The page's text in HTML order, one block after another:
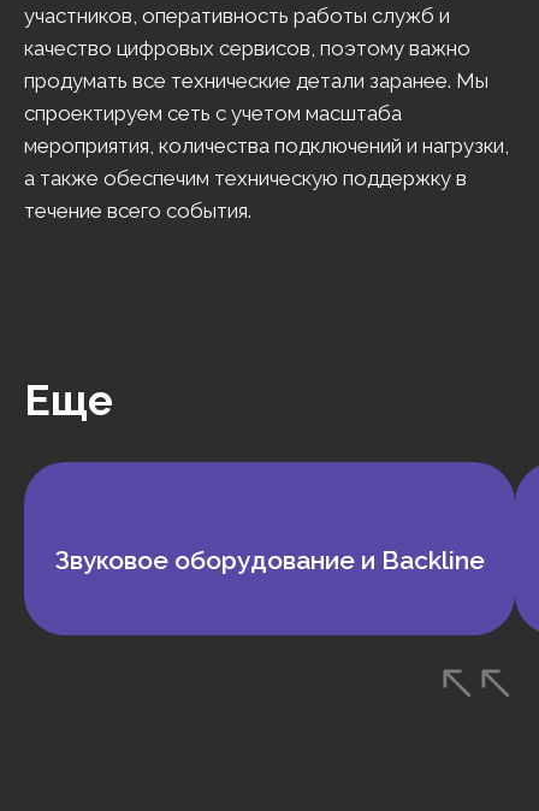
участников, оперативность работы служб и
качество цифровых сервисов, поэтому важно
продумать все технические детали заранее. Мы
спроектируем сеть с учетом масштаба
мероприятия, количества подключений и нагрузки,
а также обеспечим техническую поддержку в
течение всего события.
Еще
Звуковое оборудование и Backline